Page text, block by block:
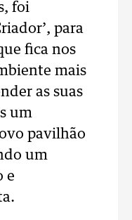
foi
para
fica nos
mais
as suas
um
pavilhão
um
e